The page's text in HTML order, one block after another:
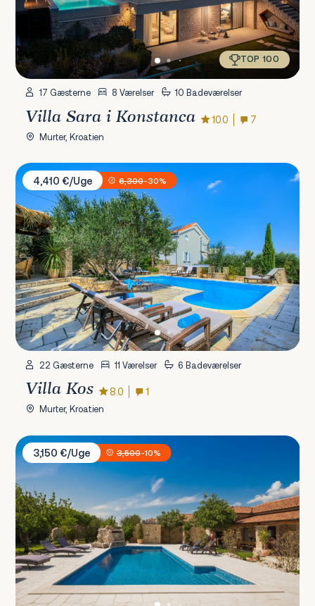
TOP 100
17 Gæsterne 8 Værelser 10 Badeværelser
Villa Sara i Konstanca 10.0 7
Murter, Kroatien
Villa Kos
4,410 €/Uge
6,300-30%
22 Gæsterne 11 Værelser 6 Badeværelser
Villa Kos 8.0 1
Murter, Kroatien
Villa Rustica
3,150 €/Uge
3,500-10%